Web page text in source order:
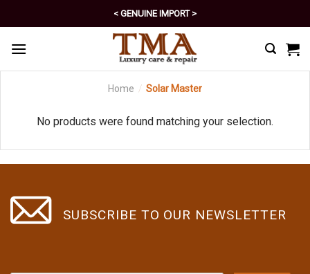
to
content
< GENUINE IMPORT >
< EXCELLENT POLICY >
Home / Solar Master
No products were found matching your selection.
SUBSCRIBE TO OUR NEWSLETTER